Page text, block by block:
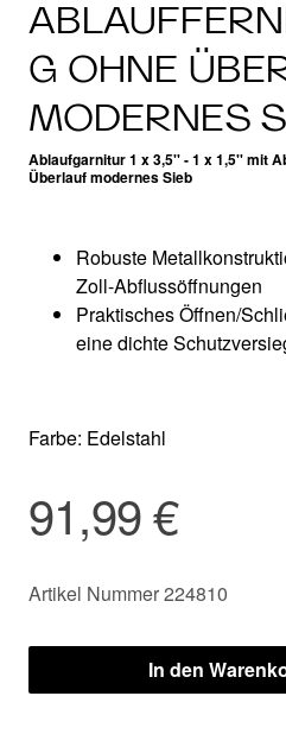
G OHNE
MODERNES
Ablaufgarnitur 1 x 3,5'' - 1 x 1,5'' mit
Überlauf modernes Sieb
Robuste
Zoll-Abflussöffnungen
Praktisches Öffnen/
eine dichte
Farbe: Edelstahl
91,99 €
Artikel Nummer 224810
In den